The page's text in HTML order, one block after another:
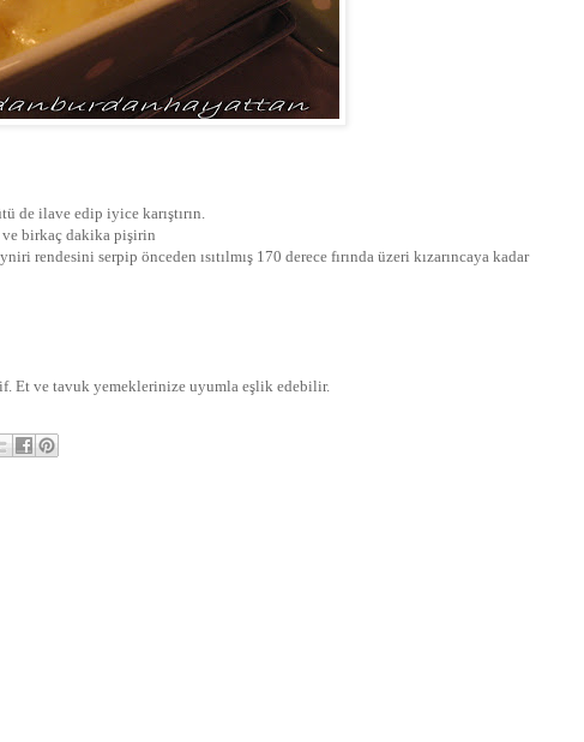
de ilave edip iyice karıştırın.
ve birkaç dakika pişirin
rendesini serpip önceden ısıtılmış 170 derece fırında üzeri kızarıncaya kadar
Et ve tavuk yemeklerinize uyumla eşlik edebilir.